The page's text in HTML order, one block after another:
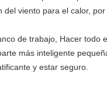
viento para el calor,
de trabajo, Hacer todo
más inteligente
y estar seguro.